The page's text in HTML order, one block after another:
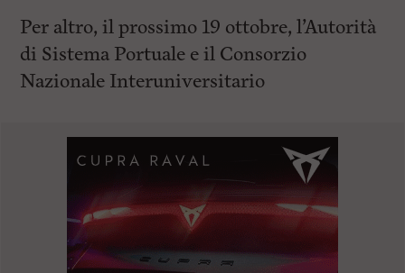
Per altro, il prossimo 19 ottobre, l’Autorità
di Sistema Portuale e il Consorzio
Nazionale Interuniversitario